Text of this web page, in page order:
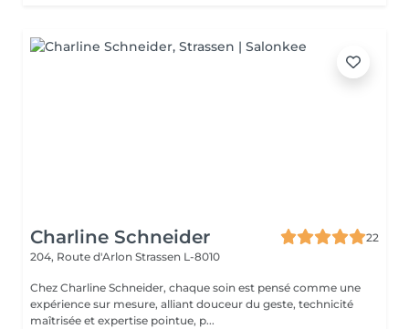
Charline Schneider
22
204, Route d'Arlon Strassen L-8010
Chez Charline Schneider, chaque soin est pensé comme une
expérience sur mesure, alliant douceur du geste, technicité
maîtrisée et expertise pointue, p...